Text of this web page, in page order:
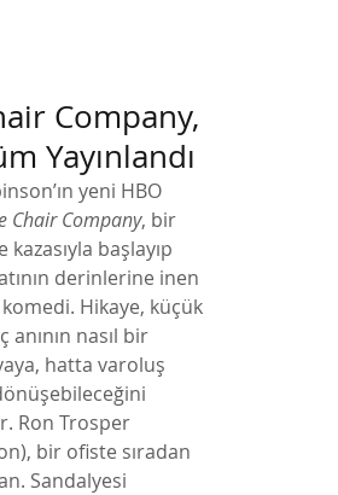
Company,
Yayınlandı
yeni HBO
Chair Company, bir
kazasıyla başlayıp
derinlerine inen
Hikaye, küçük
anının nasıl bir
hatta varoluş
Ron Trosper
bir ofiste sıradan
Sandalyesi